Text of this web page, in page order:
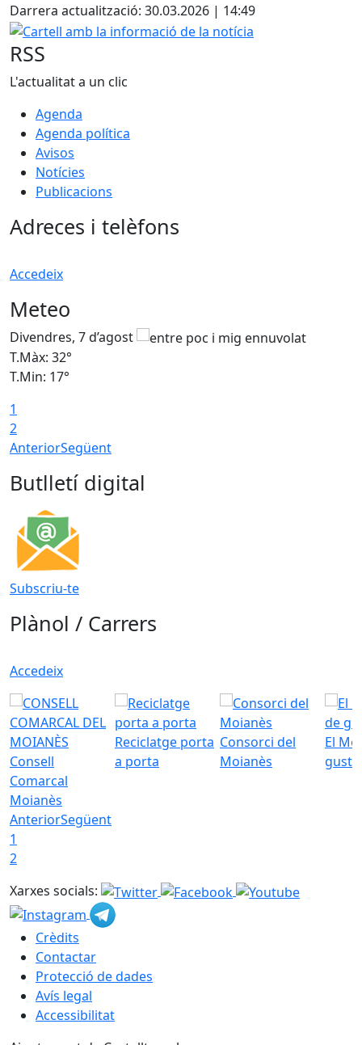
Darrera actualització: 30.03.2026 | 14:49
Cartell amb la informació de la notícia
RSS
L'actualitat a un clic
Agenda
Agenda política
Avisos
Notícies
Publicacions
Adreces i telèfons
Accedeix
Meteo
Divendres, 7 d’agost
T.Màx: 32°
T.Min: 17°
1
2
AnteriorSegüent
Butlletí digital
Subscriu-te
Plànol / Carrers
Accedeix
Consell
Comarcal
Moianès
Reciclatge porta
a porta
Consorci del
Moianès
El
gust
AnteriorSegüent
1
2
Xarxes socials:
Crèdits
Contactar
Protecció de dades
Avís legal
Accessibilitat